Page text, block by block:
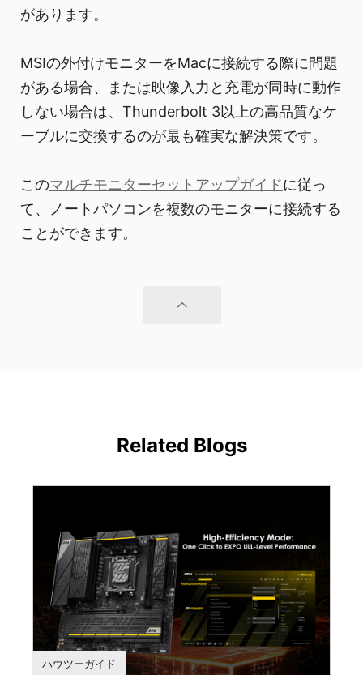
があります。
MSIの外付けモニターをMacに接続する際に問題
がある場合、または映像入力と充電が同時に動作
しない場合は、Thunderbolt 3以上の高品質なケ
ーブルに交換するのが最も確実な解決策です。
このマルチモニターセットアップガイドに従っ
て、ノートパソコンを複数のモニターに接続する
ことができます。
Related Blogs
ハウツーガイド